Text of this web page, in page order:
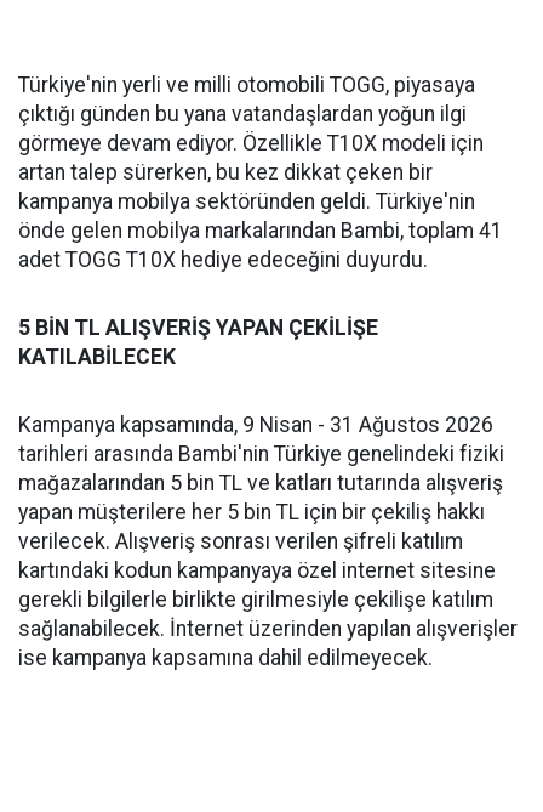
Türkiye'nin yerli ve milli otomobili TOGG, piyasaya
çıktığı günden bu yana vatandaşlardan yoğun ilgi
görmeye devam ediyor. Özellikle T10X modeli için
artan talep sürerken, bu kez dikkat çeken bir
kampanya mobilya sektöründen geldi. Türkiye'nin
önde gelen mobilya markalarından Bambi, toplam 41
adet TOGG T10X hediye edeceğini duyurdu.
5 BİN TL ALIŞVERİŞ YAPAN ÇEKİLİŞE
KATILABİLECEK
Kampanya kapsamında, 9 Nisan - 31 Ağustos 2026
tarihleri arasında Bambi'nin Türkiye genelindeki fiziki
mağazalarından 5 bin TL ve katları tutarında alışveriş
yapan müşterilere her 5 bin TL için bir çekiliş hakkı
verilecek. Alışveriş sonrası verilen şifreli katılım
kartındaki kodun kampanyaya özel internet sitesine
gerekli bilgilerle birlikte girilmesiyle çekilişe katılım
sağlanabilecek. İnternet üzerinden yapılan alışverişler
ise kampanya kapsamına dahil edilmeyecek.